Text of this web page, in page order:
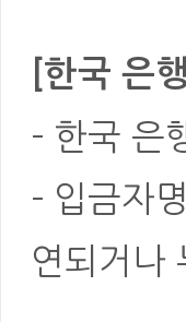
[한국 은
- 한국 은
- 입금자
연되거나